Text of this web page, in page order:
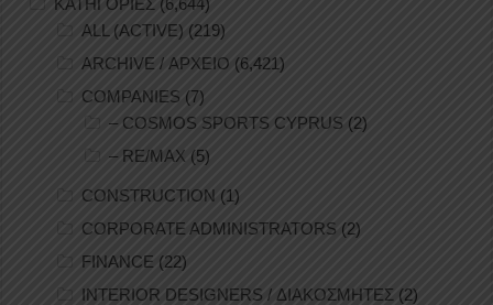
ALL (ACTIVE) (219)
ARCHIVE / ΑΡΧΕΙΟ (6,421)
COMPANIES (7)
– COSMOS SPORTS CYPRUS (2)
– RE/MAX (5)
CONSTRUCTION (1)
CORPORATE ADMINISTRATORS (2)
FINANCE (22)
INTERIOR DESIGNERS / ΔΙΑΚΟΣΜΗΤΕΣ (2)